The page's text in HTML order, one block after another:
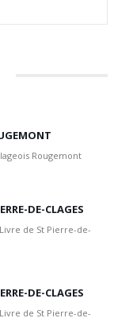
Rougemont
DE-CLAGES
de St Pierre-de-
DE-CLAGES
de St Pierre-de-